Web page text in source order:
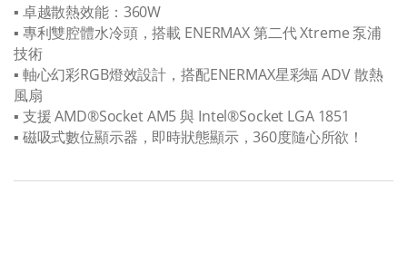
▪ 卓越散熱效能：360W
▪ 專利雙腔體水冷頭，搭載 ENERMAX 第二代 Xtreme 泵浦
技術
▪ 軸心幻彩RGB燈效設計，搭配ENERMAX星彩蝠 ADV 散熱
風扇
▪ 支援 AMD®Socket AM5 與 Intel®Socket LGA 1851
▪ 磁吸式數位顯示器，即時狀態顯示，360度隨心所欲！